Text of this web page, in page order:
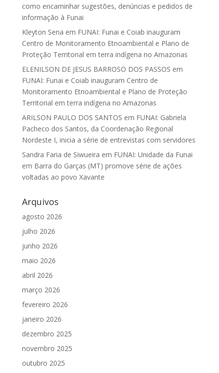
como encaminhar sugestões, denúncias e pedidos de
informação à Funai
Kleyton Sena em FUNAI: Funai e Coiab inauguram
Centro de Monitoramento Etnoambiental e Plano de
Proteção Territorial em terra indígena no Amazonas
ELENILSON DE JESUS BARROSO DOS PASSOS em
FUNAI: Funai e Coiab inauguram Centro de
Monitoramento Etnoambiental e Plano de Proteção
Territorial em terra indígena no Amazonas
ARILSON PAULO DOS SANTOS em FUNAI: Gabriela
Pacheco dos Santos, da Coordenação Regional
Nordeste I, inicia a série de entrevistas com servidores
Sandra Faria de Siwueira em FUNAI: Unidade da Funai
em Barra do Garças (MT) promove série de ações
voltadas ao povo Xavante
Arquivos
agosto 2026
julho 2026
junho 2026
maio 2026
abril 2026
março 2026
fevereiro 2026
janeiro 2026
dezembro 2025
novembro 2025
outubro 2025